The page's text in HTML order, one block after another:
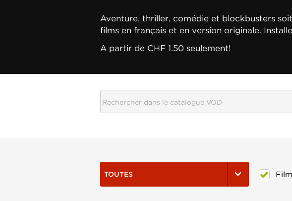
Aventure, thriller, comédie et blockbusters
films en français et en version originale.
A partir de CHF 1.50 seulement!
TOUTES Film